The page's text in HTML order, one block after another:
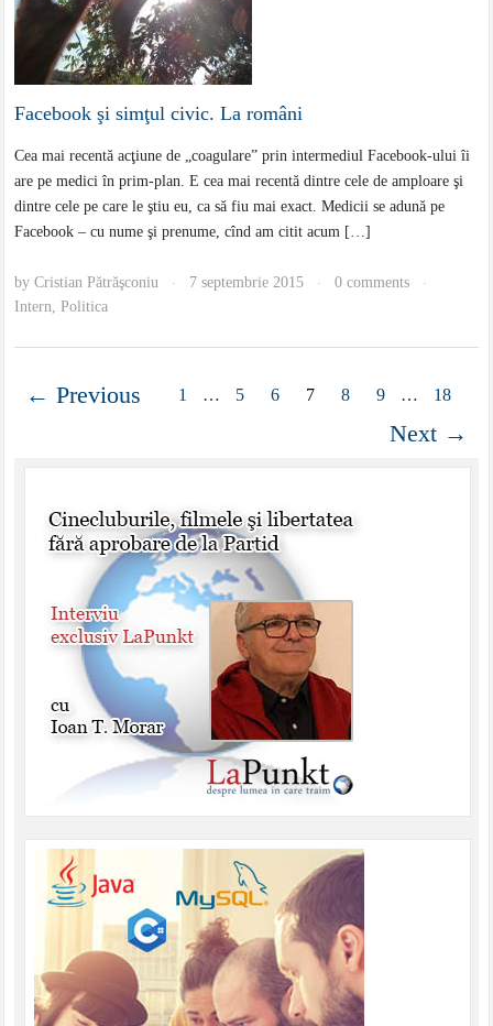
Facebook şi simţul civic. La români
Cea mai recentă acţiune de „coagulare” prin intermediul Facebook-ului îi
are pe medici în prim-plan. E cea mai recentă dintre cele de amploare şi
dintre cele pe care le ştiu eu, ca să fiu mai exact. Medicii se adună pe
Facebook – cu nume şi prenume, cînd am citit acum […]
byCristian Pătrăşconiu · 7 septembrie 2015 · 0 comments ·
Intern ,Politica
← Previous 1 … 5 6 7 8 9 … 18
Next →